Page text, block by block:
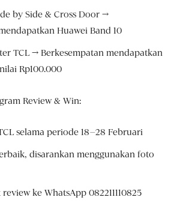
by Side & Cross Door →
Huawei Band 10
TCL → Berkesempatan mendapatkan
Rp100.000
Review & Win:
selama periode 18–28 Februari
disarankan menggunakan foto
ke WhatsApp 082211110825